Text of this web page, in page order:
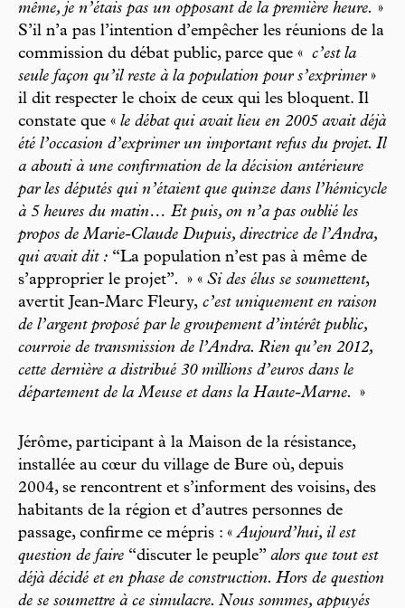
même, je n’étais pas un opposant de la première heure. »
S’il n’a pas l’intention d’empêcher les réunions de la
commission du débat public, parce que « c’est la
seule façon qu’il reste à la population pour s’exprimer»
il dit respecter le choix de ceux qui les bloquent. Il
constate que « le débat qui avait lieu en 2005 avait déjà
été l’occasion d’exprimer un important refus du projet. Il
a abouti à une confirmation de la décision antérieure
par les députés qui n’étaient que quinze dans l’hémicycle
à 5 heures du matin… Et puis, on n’a pas oublié les
propos de Marie-Claude Dupuis, directrice de l’Andra,
qui avait dit : “La population n’est pas à même de
s’approprier le projet”. » « Si des élus se soumettent,
avertit Jean-Marc Fleury, c’est uniquement en raison
de l’argent proposé par le groupement d’intérêt public,
courroie de transmission de l’Andra. Rien qu’en 2012,
cette dernière a distribué 30 millions d’euros dans le
département de la Meuse et dans la Haute-Marne.
»
Jérôme, participant à la Maison de la résistance,
installée au cœur du village de Bure où, depuis
2004, se rencontrent et s’informent des voisins, des
habitants de la région et d’autres personnes de
passage, confirme ce mépris : «Aujourd’hui, il est
question de faire “discuter le peuple” alors que tout est
déjà décidé et en phase de construction. Hors de question
de se soumettre à ce simulacre. Nous sommes, appuyés